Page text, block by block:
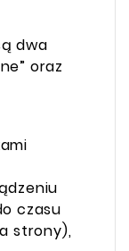
dwa
oraz
czasu
strony),